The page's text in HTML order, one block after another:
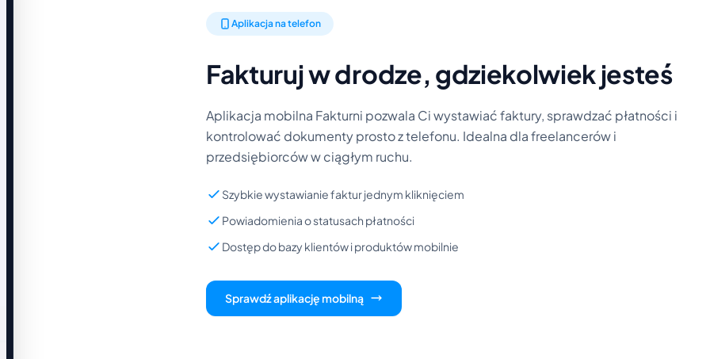
Aplikacja na telefon
Fakturuj w drodze, gdziekolwiek jesteś
Aplikacja mobilna Fakturni pozwala Ci wystawiać faktury, sprawdzać płatności i
kontrolować dokumenty prosto z telefonu. Idealna dla freelancerów i
przedsiębiorców w ciągłym ruchu.
Szybkie wystawianie faktur jednym kliknięciem
Powiadomienia o statusach płatności
Dostęp do bazy klientów i produktów mobilnie
Sprawdź aplikację mobilną